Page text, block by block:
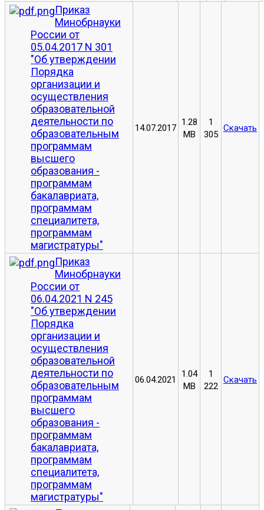
Приказ
Минобрнауки
России от
05.04.2017 N 301
"Об утверждении
Порядка
организации и
осуществления
образовательной
деятельности по
образовательным
программам
высшего
образования -
программам
бакалавриата,
программам
специалитета,
программам
магистратуры"
14.07.2017
1.28
MB
1
305
Скачать
Приказ
Минобрнауки
России от
06.04.2021 N 245
"Об утверждении
Порядка
организации и
осуществления
образовательной
деятельности по
образовательным
программам
высшего
образования -
программам
бакалавриата,
программам
специалитета,
программам
магистратуры"
06.04.2021
1.04
MB
1
222
Скачать